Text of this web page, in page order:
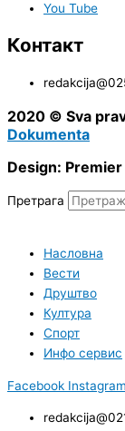
You Tube
Контакт
2020 © Sva
Dokumenta
Design:
Претрага
Насловна
Вести
Друштво
Култура
Спорт
Инфо сервис
Facebook Instagram